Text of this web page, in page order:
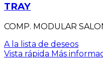
TRAY
COMP. MODULAR
A la lista de deseos
Vista rápida Más